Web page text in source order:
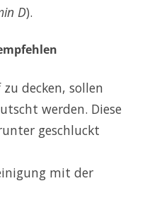
D).
decken, sollen
werden. Diese
geschluckt
mit der